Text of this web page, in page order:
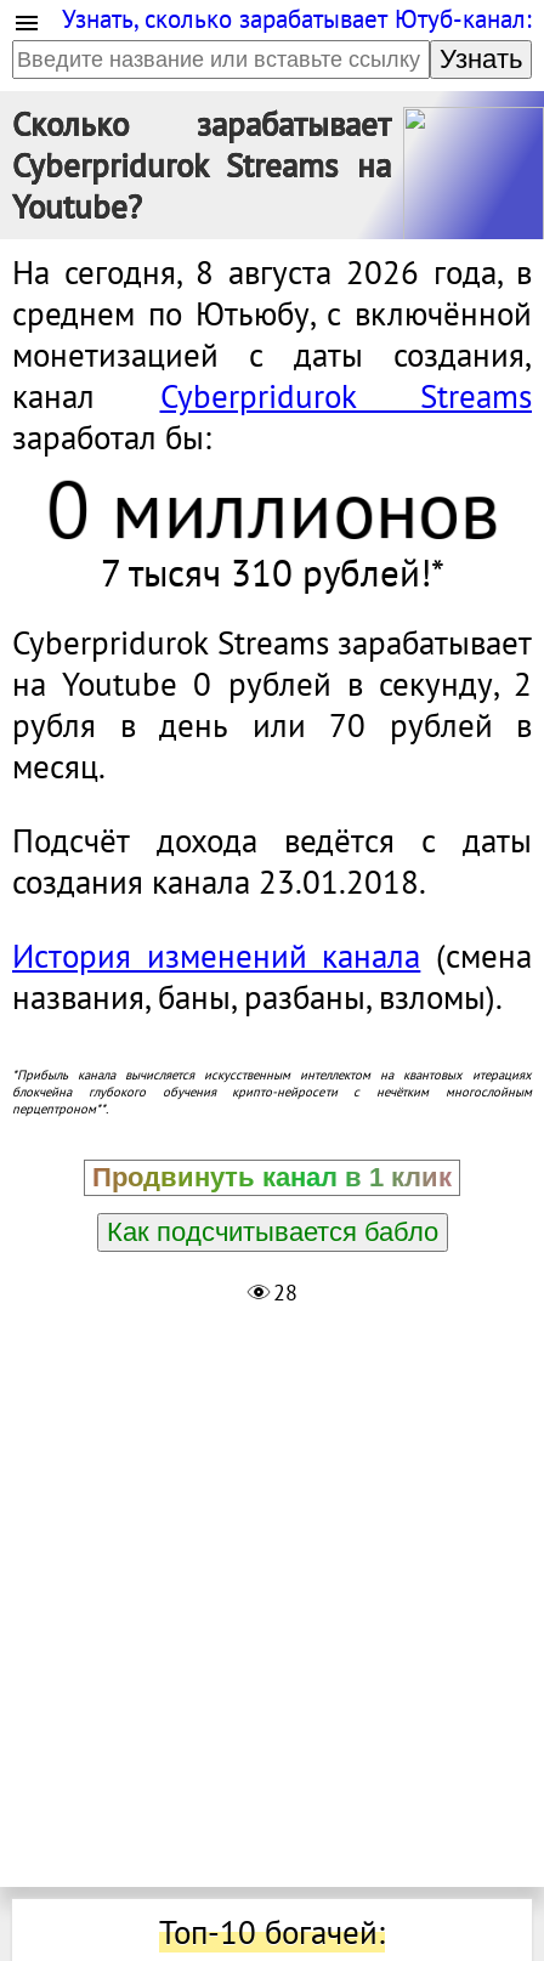
Узнать, сколько зарабатывает Ютуб-канал:
Узнать
Сколько зарабатывает
Cyberpridurok Streams на
Youtube?
На сегодня, 8 августа 2026 года, в
среднем по Ютьюбу, с включённой
монетизацией с даты создания,
канал Cyberpridurok Streams
заработал бы:
0 миллионов
7 тысяч 310 рублей!*
Cyberpridurok Streams зарабатывает
на Youtube 0 рублей в секунду, 2
рубля в день или 70 рублей в
месяц.
Подсчёт дохода ведётся с даты
создания канала 23.01.2018.
История изменений канала (смена
названия, баны, разбаны, взломы).
*Прибыль канала вычисляется искусственным интеллектом на квантовых итерациях
блокчейна глубокого обучения крипто-нейросети с нечётким многослойным
перцептроном**.
Продвинуть канал в 1 клик
Как подсчитывается бабло
28
Топ-10 богачей: